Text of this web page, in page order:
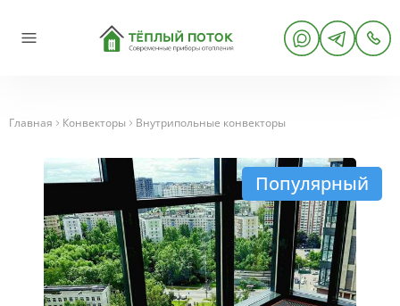
Главная Конвекторы Внутрипольные конвекторы
Популярный